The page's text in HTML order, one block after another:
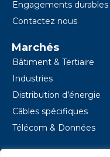
Engagements durables
Contactez nous
Marchés
Bâtiment & Tertiaire
Industries
Distribution d’énergie
Câbles spécifiques
Télécom & Données